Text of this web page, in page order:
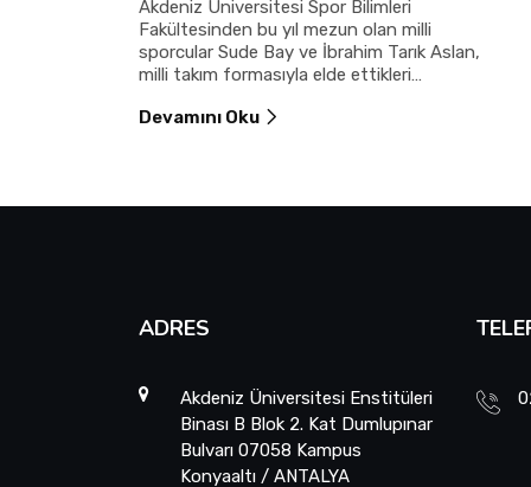
Akdeniz Üniversitesi Spor Bilimleri
Fakültesinden bu yıl mezun olan milli
sporcular Sude Bay ve İbrahim Tarık Aslan,
milli takım formasıyla elde ettikleri
Türkiye’ye gurur yaşattı.
Devamını Oku
ADRES
Akdeniz Üniversitesi Enstitüleri
Binası B Blok 2. Kat Dumlupınar
Bulvarı 07058 Kampus
Konyaaltı / ANTALYA